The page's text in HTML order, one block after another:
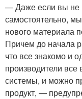
— Даже если вы не
самостоятельно,
нового материала
Причем до начала
что все знакомо и
производители
системы, и можно
продукт, —